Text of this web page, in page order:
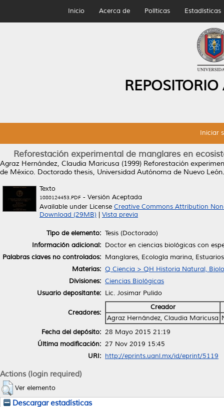
Inicio Acerca de Políticas Estadísticas
Iniciar
Reforestación experimental de manglares en
Agraz Hernández, Claudia Maricusa (1999) Reforestación
de México. Doctorado thesis, Universidad Autónoma de Nuevo León.
Texto
1080124453.PDF - Versión Aceptada
Available under License Creative Commons Attribution
Download (29MB)
Vista previa
Tipo de elemento: Tesis (Doctorado)
Información adicional: Doctor en ciencias biológicas con
Palabras claves no controlados: Manglares, Ecología marina, Estuarios
Materias: Q Ciencia > QH Historia Natural,
Divisiones: Ciencias Biológicas
Usuario depositante: Lic. Josimar Pulido
Creadores:
Creador
Agraz Hernández, Claudia Maricusa
Fecha del depósito: 28 Mayo 2015 21:19
Última modificación: 27 Nov 2019 15:45
URI: http://eprints.uanl.mx/id/eprint/5119
Actions (login required)
Ver elemento
Descargar estadísticas